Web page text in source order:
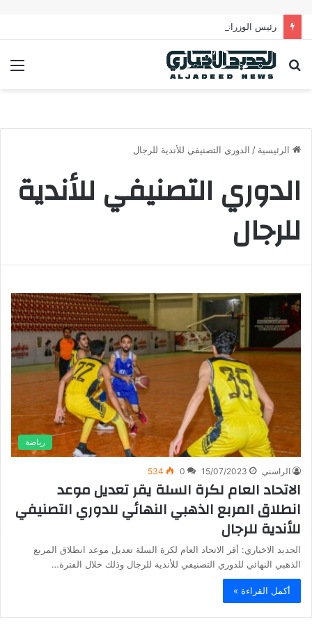
بحث
الرئيسية / الدوري التصنيفي للأندية للرجال
الدوري التصنيفي للأندية
للرجال
رياضة
الراسني 15/07/2023
0
534
الاتحاد العام لكرة السلة يقر تعديل موعد
انطلاق المربع الذهبي النهائي للدوري التصنيفي
للأندية للرجال
الجديد الاخباري: أقر الاتحاد العام لكرة السلة تعديل موعد انطلاق المربع
الذهبي النهائي للدوري التصنيفي للأندية للرجال وذلك خلال الفترة…
أكمل القراءة »